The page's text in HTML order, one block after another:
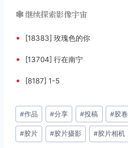
🕸️ 继续探索影像宇宙
• [18383] 玫瑰色的你
• [13704] 行在南宁
• [8187] 1-5
文
章
标
#作品 #分享 #投稿 #胶卷
#胶片 #胶片摄影 #胶片相机